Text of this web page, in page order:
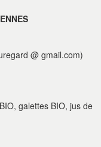
@ gmail.com)
galettes BIO, jus de